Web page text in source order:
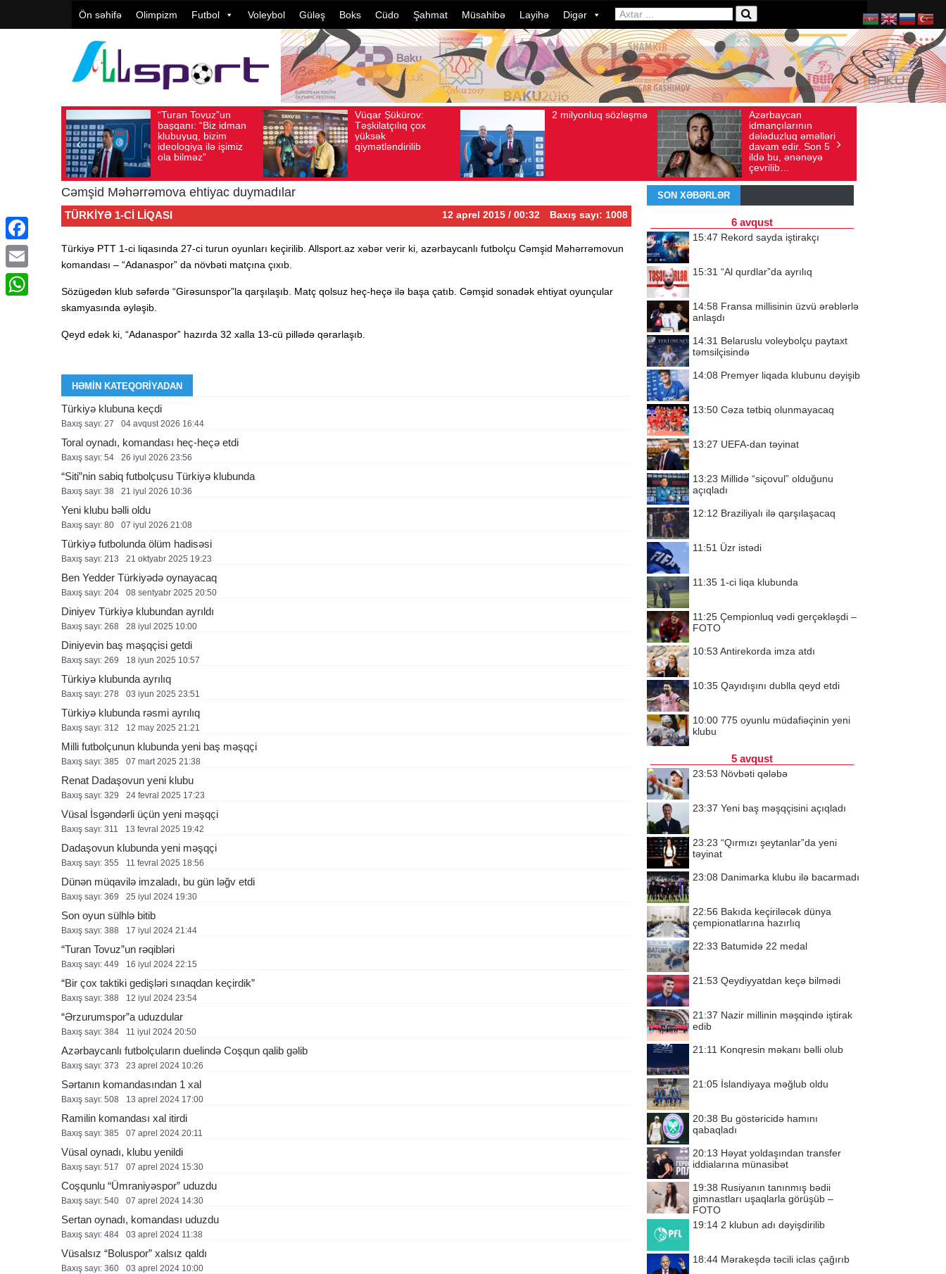
Ön səhifə Olimpizm Futbol Voleybol Güləş Boks Cüdo Şahmat Müsahibə Layihə Digər
başqanı: “Biz idman
klubuyuq, bizim
ideologiya ilə işimiz
ola bilməz”
Vüqar Şükürov:
Təşkilatçılıq çox
yüksək
qiymətləndirilib
Baxış sayı: 106
Avqust 05, 2026 Avqust 04, 2026
Azərbaycan
idmançılarının
dələduzluq əməlləri
davam edir. Son 5
ildə bu, ənənəyə
çevrilib…
Baxış sayı: 136
Avqust 04, 2026
doğma yurdu ilə
İyul 30, 2026
Cəmşid Məhərrəmova ehtiyac duymadılar
TÜRKIYƏ 1-CI LIQASI 12 aprel 2015 / 00:32 Baxış sayı: 1008
Türkiyə PTT 1-ci liqasında 27-ci turun oyunları keçirilib. Allsport.az xəbər verir ki, azərbaycanlı futbolçu Cəmşid Məhərrəmovun
komandası – “Adanaspor” da növbəti matçına çıxıb.
Sözügedən klub səfərdə “Girəsunspor”la qarşılaşıb. Matç qolsuz heç-heçə ilə başa çatıb. Cəmşid sonadək ehtiyat oyunçular
skamyasında əyləşib.
Qeyd edək ki, “Adanaspor” hazırda 32 xalla 13-cü pillədə qərarlaşıb.
HƏMIN KATEQORIYADAN
Türkiyə klubuna keçdi
Baxış sayı: 27 04 avqust 2026 16:44
Toral oynadı, komandası heç-heçə etdi
Baxış sayı: 54 26 i̇yul 2026 23:56
“Siti”nin sabiq futbolçusu Türkiyə klubunda
Baxış sayı: 38 21 i̇yul 2026 10:36
Yeni klubu bəlli oldu
Baxış sayı: 80 07 i̇yul 2026 21:08
Türkiyə futbolunda ölüm hadisəsi
Baxış sayı: 213 21 oktyabr 2025 19:23
Ben Yedder Türkiyədə oynayacaq
Baxış sayı: 204 08 sentyabr 2025 20:50
Diniyev Türkiyə klubundan ayrıldı
Baxış sayı: 268 28 i̇yul 2025 10:00
Diniyevin baş məşqçisi getdi
Baxış sayı: 269 18 i̇yun 2025 10:57
Türkiyə klubunda ayrılıq
Baxış sayı: 278 03 i̇yun 2025 23:51
Türkiyə klubunda rəsmi ayrılıq
Baxış sayı: 312 12 may 2025 21:21
Milli futbolçunun klubunda yeni baş məşqçi
Baxış sayı: 385 07 mart 2025 21:38
Renat Dadaşovun yeni klubu
Baxış sayı: 329 24 fevral 2025 17:23
Vüsal İsgəndərli üçün yeni məşqçi
Baxış sayı: 311 13 fevral 2025 19:42
Dadaşovun klubunda yeni məşqçi
Baxış sayı: 355 11 fevral 2025 18:56
Dünən müqavilə imzaladı, bu gün ləğv etdi
Baxış sayı: 369 25 i̇yul 2024 19:30
Son oyun sülhlə bitib
Baxış sayı: 388 17 i̇yul 2024 21:44
“Turan Tovuz”un rəqibləri
Baxış sayı: 449 16 i̇yul 2024 22:15
“Bir çox taktiki gedişləri sınaqdan keçirdik”
Baxış sayı: 388 12 i̇yul 2024 23:54
“Ərzurumspor”a uduzdular
Baxış sayı: 384 11 i̇yul 2024 20:50
Azərbaycanlı futbolçuların duelində Coşqun qalib gəlib
Baxış sayı: 373 23 aprel 2024 10:26
Sərtanın komandasından 1 xal
Baxış sayı: 508 13 aprel 2024 17:00
Ramilin komandası xal itirdi
Baxış sayı: 385 07 aprel 2024 20:11
Vüsal oynadı, klubu yenildi
Baxış sayı: 517 07 aprel 2024 15:30
Coşqunlu “Ümraniyəspor” uduzdu
Baxış sayı: 540 07 aprel 2024 14:30
Sertan oynadı, komandası uduzdu
Baxış sayı: 484 03 aprel 2024 11:38
Vüsalsız “Boluspor” xalsız qaldı
Baxış sayı: 360 03 aprel 2024 10:00
SON XƏBƏRLƏR
6 avqust
15:47 Rekord sayda iştirakçı
15:31 “Al qurdlar”da ayrılıq
14:58 Fransa millisinin üzvü ərəblərlə
anlaşdı
14:31 Belaruslu voleybolçu paytaxt
təmsilçisində
14:08 Premyer liqada klubunu dəyişib
13:50 Cəza tətbiq olunmayacaq
13:27 UEFA-dan təyinat
13:23 Millidə “siçovul” olduğunu
açıqladı
12:12 Braziliyalı ilə qarşılaşacaq
11:51 Üzr istədi
11:35 1-ci liqa klubunda
11:25 Çempionluq vədi gerçəkləşdi –
FOTO
10:53 Antirekorda imza atdı
10:35 Qayıdışını dublla qeyd etdi
10:00 775 oyunlu müdafiəçinin yeni
klubu
5 avqust
23:53 Növbəti qələbə
23:37 Yeni baş məşqçisini açıqladı
23:23 “Qırmızı şeytanlar”da yeni
təyinat
23:08 Danimarka klubu ilə bacarmadı
22:56 Bakıda keçiriləcək dünya
çempionatlarına hazırlıq
22:33 Batumidə 22 medal
21:53 Qeydiyyatdan keçə bilmədi
21:37 Nazir millinin məşqində iştirak
edib
21:11 Konqresin məkanı bəlli olub
21:05 İslandiyaya məğlub oldu
20:38 Bu göstəricidə hamını
qabaqladı
20:13 Həyat yoldaşından transfer
iddialarına münasibət
19:38 Rusiyanın tanınmış bədii
gimnastları uşaqlarla görüşüb –
FOTO
19:14 2 klubun adı dəyişdirilib
18:44 Mərakeşdə təcili iclas çağırıb
Facebook
Email